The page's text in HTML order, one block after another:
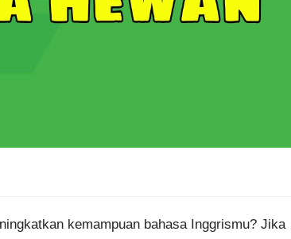
kemampuan bahasa Inggrismu? Jika